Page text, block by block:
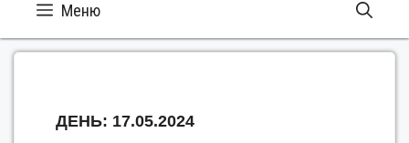
Меню
ДЕНЬ: 17.05.2024